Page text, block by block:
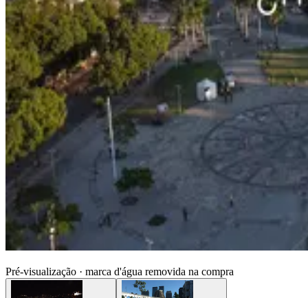
Pré-visualização · marca d'água removida na compra